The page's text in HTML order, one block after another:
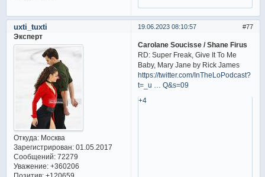
77
19.06.2023 08:10:57
uxti_tuxti
Эксперт
Откуда:Москва
Зарегистрирован: 01.05.2017
Сообщений:72279
Уважение: +360206
Carolane Soucisse / Shane Firus
RD: Super Freak, Give It To Me
Baby, Mary Jane by Rick James
https://twitter.com/InTheLoPodcast?
t=_u … Q&s=09
+4